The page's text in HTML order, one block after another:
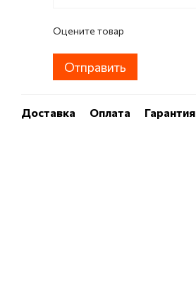
Оцените товар
Отправить
Доставка Оплата Гарантия